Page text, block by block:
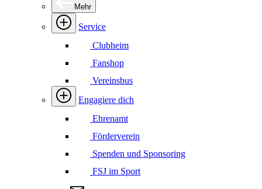
Mehr
Service
Clubheim
Fanshop
Vereinsbus
Engagiere dich
Ehrenamt
Förderverein
Spenden und Sponsoring
FSJ im Sport